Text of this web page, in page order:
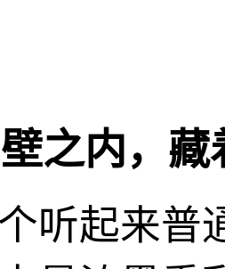
之内，
听起来普